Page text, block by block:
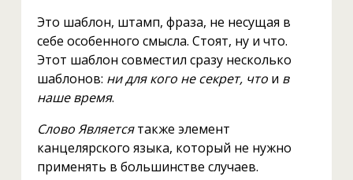
Это шаблон, штамп, фраза, не несущая в
себе особенного смысла. Стоят, ну и что.
Этот шаблон совместил сразу несколько
шаблонов: ни для кого не секрет, чтои в
наше время.
Слово Являетсятакже элемент
канцелярского языка, который не нужно
применять в большинстве случаев.